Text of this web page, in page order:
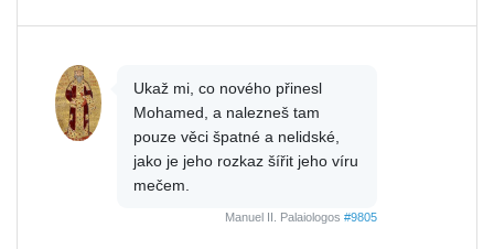
Ukaž mi, co nového přinesl
Mohamed, a nalezneš tam
pouze věci špatné a nelidské,
jako je jeho rozkaz šířit jeho víru
mečem.
Manuel II. Palaiologos #9805